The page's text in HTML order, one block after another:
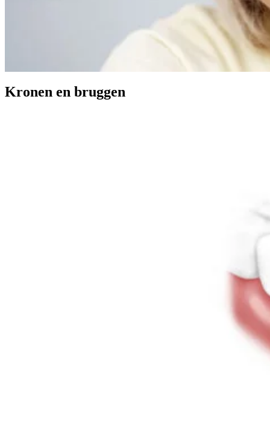
Kronen en bruggen